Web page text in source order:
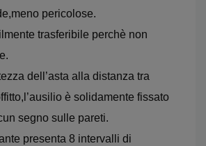
pericolose.
trasferibile perchè non
dell’asta alla distanza tra
è solidamente fissato
segno sulle pareti.
presenta 8 intervalli di